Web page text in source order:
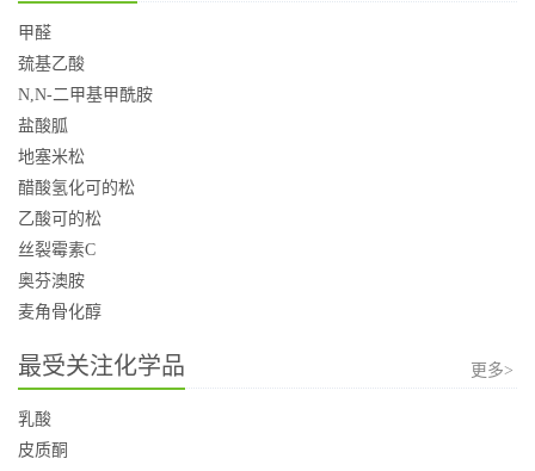
甲醛
巯基乙酸
N,N-二甲基甲酰胺
盐酸胍
地塞米松
醋酸氢化可的松
乙酸可的松
丝裂霉素C
奥芬澳胺
麦角骨化醇
最受关注化学品 更多>
乳酸
皮质酮